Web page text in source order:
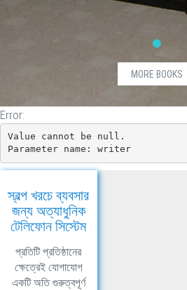
@item.ListPrice.Value.ToString("0.00")
@item.ListPrice.Value.ToString("0.00")
MORE BOOKS
Error:
Value cannot be null.
Parameter name: writer
স্বল্প খরচে ব্যবসার
জন্য অত্যাধুনিক
টেলিফোন সিস্টেম
প্রতিটি প্রতিষ্ঠানের
ক্ষেত্রেই যোগাযোগ
একটি অতি গুরুত্বপূর্ণ